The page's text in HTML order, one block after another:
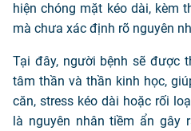
hiện chóng mặt kéo dài, kèm
mà chưa xác định rõ nguyên
Tại đây, người bệnh sẽ được
tâm thần và thần kinh học,
căn, stress kéo dài hoặc rối
là nguyên nhân tiềm ẩn gây